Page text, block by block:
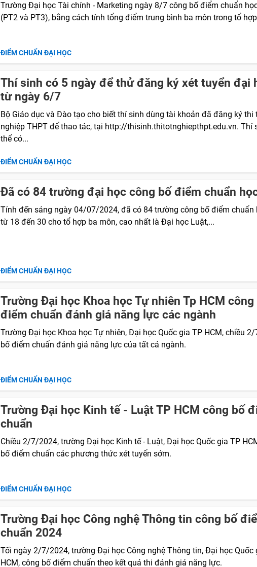
Trường Đại học Tài chính - Marketing ngày 8/7 công bố điểm chuẩn
(PT2 và PT3), bằng cách tính tổng điểm trung bình ba môn trong tổ
ĐIỂM CHUẨN ĐẠI HỌC
Thí sinh có 5 ngày để thử đăng ký xét tuyển đại
từ ngày 6/7
Bộ Giáo dục và Đào tạo cho biết thí sinh dùng tài khoản đã đăng ký thi
nghiệp THPT để thao tác, tại http://thisinh.thitotnghiepthpt.edu.vn. Thí
thể có...
ĐIỂM CHUẨN ĐẠI HỌC
Đã có 84 trường đại học công bố điểm chuẩn
Tính đến sáng ngày 04/07/2024, đã có 84 trường công bố điểm chuẩn
từ 18 đến 30 cho tổ hợp ba môn, cao nhất là Đại học Luật,...
ĐIỂM CHUẨN ĐẠI HỌC
Trường Đại học Khoa học Tự nhiên Tp HCM công
điểm chuẩn đánh giá năng lực các ngành
Trường Đại học Khoa học Tự nhiên, Đại học Quốc gia TP HCM, chiều 2/
bố điểm chuẩn đánh giá năng lực của tất cả ngành.
ĐIỂM CHUẨN ĐẠI HỌC
Trường Đại học Kinh tế - Luật TP HCM công bố
chuẩn
Chiều 2/7/2024, trường Đại học Kinh tế - Luật, Đại học Quốc gia TP
bố điểm chuẩn các phương thức xét tuyển sớm.
ĐIỂM CHUẨN ĐẠI HỌC
Trường Đại học Công nghệ Thông tin công bố
chuẩn 2024
Tối ngày 2/7/2024, trường Đại học Công nghệ Thông tin, Đại học Quốc
HCM, công bố điểm chuẩn theo kết quả thi đánh giá năng lực.